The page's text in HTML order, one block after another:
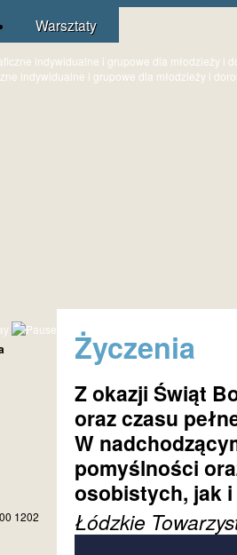
Warsztaty
indywidualne i grupowe dla młodzieży i
Życzenia
Z okazji Świąt
oraz czasu
W
pomyślności
osobistych, jak
Łódzkie
1202